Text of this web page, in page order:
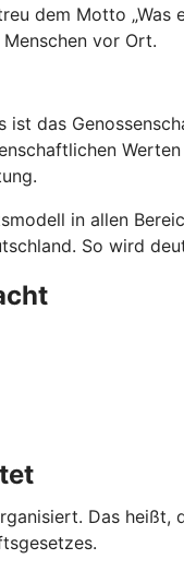
dem Motto
vor Ort.
ist das
in allen
So wird
Das